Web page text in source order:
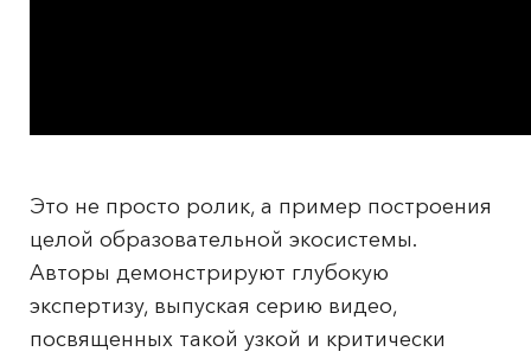
Это не просто ролик, а пример построения
целой образовательной экосистемы.
Авторы демонстрируют глубокую
экспертизу, выпуская серию видео,
посвященных такой узкой и критически